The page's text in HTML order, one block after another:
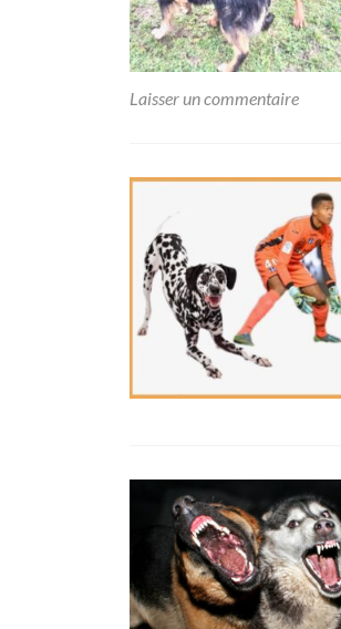
Laisser un commentaire